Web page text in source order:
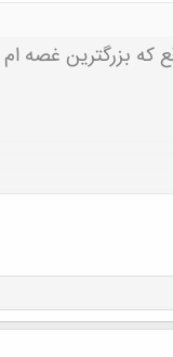
که بزرگترین غصه